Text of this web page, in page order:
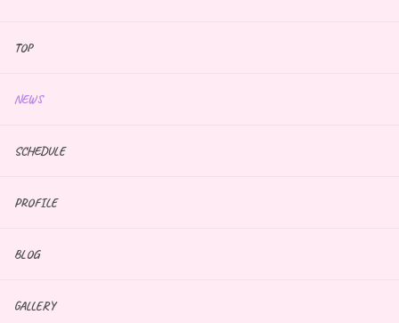
TOP
NEWS
SCHEDULE
PROFILE
BLOG
GALLERY